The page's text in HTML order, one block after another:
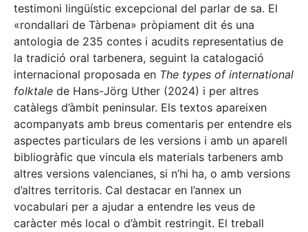
testimoni lingüístic excepcional del parlar de sa. El
«rondallari de Tàrbena» pròpiament dit és una
antologia de 235 contes i acudits representatius de
la tradició oral tarbenera, seguint la catalogació
internacional proposada en The types of international
folktale de Hans-Jörg Uther (2024) i per altres
catàlegs d’àmbit peninsular. Els textos apareixen
acompanyats amb breus comentaris per entendre els
aspectes particulars de les versions i amb un aparell
bibliogràfic que vincula els materials tarbeners amb
altres versions valencianes, si n’hi ha, o amb versions
d’altres territoris. Cal destacar en l’annex un
vocabulari per a ajudar a entendre les veus de
caràcter més local o d’àmbit restringit. El treball